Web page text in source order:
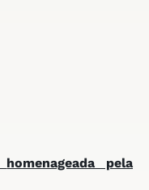
homenageada pela